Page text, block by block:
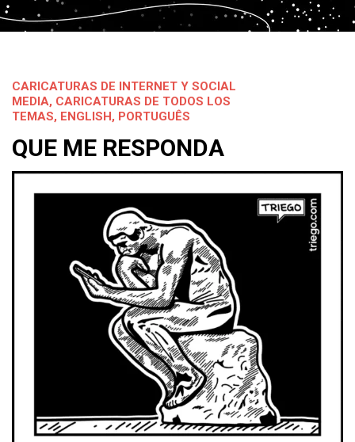
CARICATURAS DE INTERNET Y SOCIAL
MEDIA, CARICATURAS DE TODOS LOS
TEMAS, ENGLISH, PORTUGUÊS
QUE ME RESPONDA